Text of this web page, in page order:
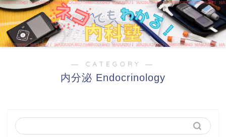
― CATEGORY ―
内分泌 Endocrinology